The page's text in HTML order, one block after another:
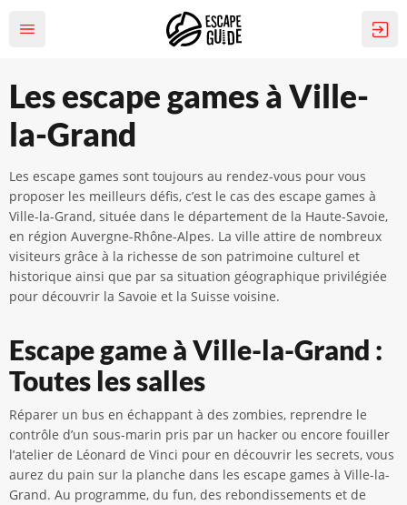
Les escape games à Ville-
la-Grand
Les escape games sont toujours au rendez-vous pour vous
proposer les meilleurs défis, c’est le cas des escape games à
Ville-la-Grand, située dans le département de la Haute-Savoie,
en région Auvergne-Rhône-Alpes. La ville attire de nombreux
visiteurs grâce à la richesse de son patrimoine culturel et
historique ainsi que par sa situation géographique privilégiée
pour découvrir la Savoie et la Suisse voisine.
Escape game à Ville-la-Grand :
Toutes les salles
Réparer un bus en échappant à des zombies, reprendre le
contrôle d’un sous-marin pris par un hacker ou encore fouiller
l’atelier de Léonard de Vinci pour en découvrir les secrets, vous
aurez du pain sur la planche dans les escape games à Ville-la-
Grand. Au programme, du fun, des rebondissements et de